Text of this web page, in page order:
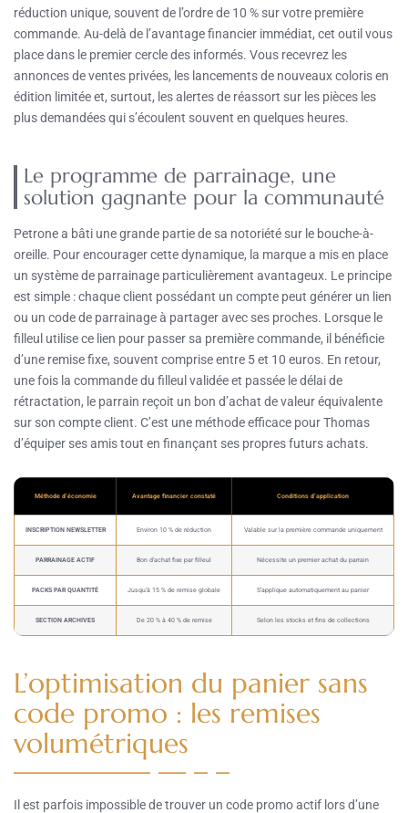
réduction unique, souvent de l’ordre de 10 % sur votre première
commande. Au-delà de l’avantage financier immédiat, cet outil vous
place dans le premier cercle des informés. Vous recevrez les
annonces de ventes privées, les lancements de nouveaux coloris en
édition limitée et, surtout, les alertes de réassort sur les pièces les
plus demandées qui s’écoulent souvent en quelques heures.
Le programme de parrainage, une
solution gagnante pour la communauté
Petrone a bâti une grande partie de sa notoriété sur le bouche-à-
oreille. Pour encourager cette dynamique, la marque a mis en place
un système de parrainage particulièrement avantageux. Le principe
est simple : chaque client possédant un compte peut générer un lien
ou un code de parrainage à partager avec ses proches. Lorsque le
filleul utilise ce lien pour passer sa première commande, il bénéficie
d’une remise fixe, souvent comprise entre 5 et 10 euros. En retour,
une fois la commande du filleul validée et passée le délai de
rétractation, le parrain reçoit un bon d’achat de valeur équivalente
sur son compte client. C’est une méthode efficace pour Thomas
d’équiper ses amis tout en finançant ses propres futurs achats.
Méthode d’économie Avantage financier constaté Conditions d’application
INSCRIPTION NEWSLETTER Environ 10 % de réduction Valable sur la première commande uniquement
PARRAINAGE ACTIF Bon d’achat fixe par filleul Nécessite un premier achat du parrain
PACKS PAR QUANTITÉ Jusqu’à 15 % de remise globale S’applique automatiquement au panier
SECTION ARCHIVES De 20 % à 40 % de remise Selon les stocks et fins de collections
L’optimisation du panier sans
code promo : les remises
volumétriques
Il est parfois impossible de trouver un code promo actif lors d’une